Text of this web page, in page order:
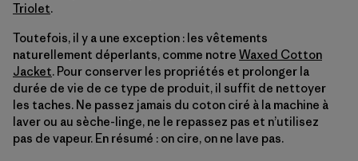
Triolet.
Toutefois, il y a une exception : les vêtements
naturellement déperlants, comme notre Waxed Cotton
Jacket. Pour conserver les propriétés et prolonger la
durée de vie de ce type de produit, il suffit de nettoyer
les taches. Ne passez jamais du coton ciré à la machine à
laver ou au sèche-linge, ne le repassez pas et n’utilisez
pas de vapeur. En résumé : on cire, on ne lave pas.